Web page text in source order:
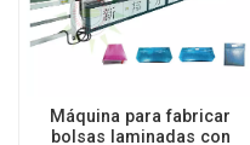
Máquina para fabricar
bolsas laminadas con